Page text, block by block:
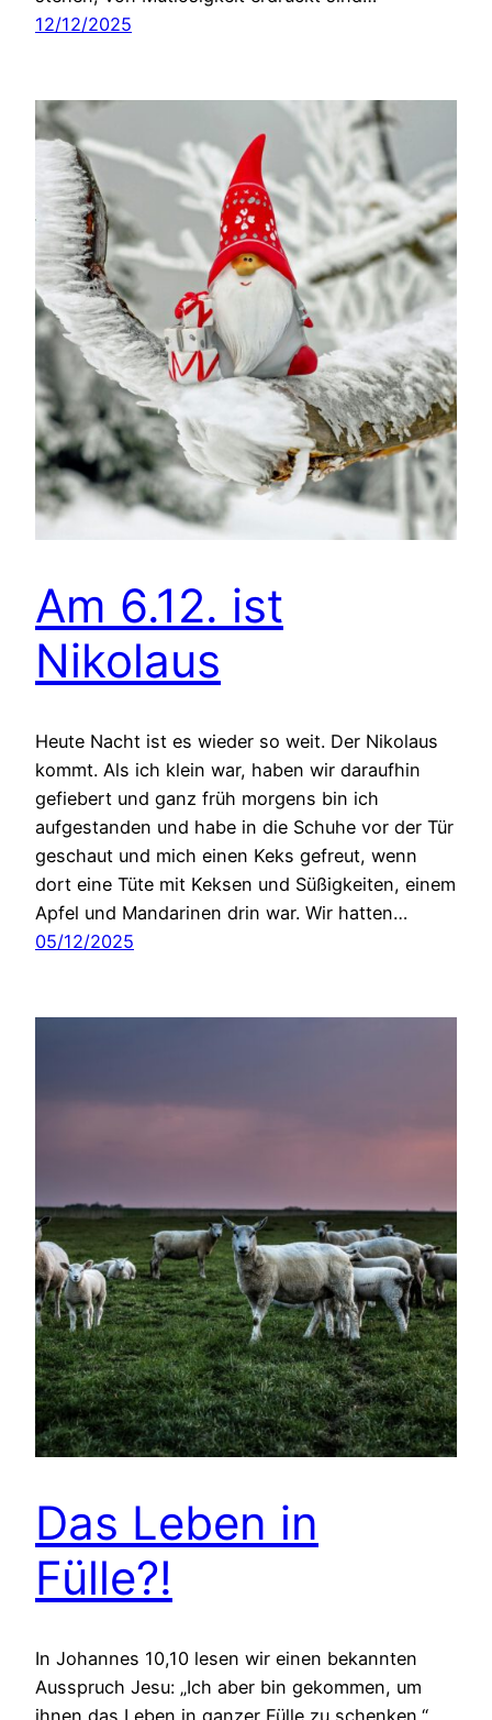
12/12/2025
Am 6.12. ist
Nikolaus
Heute Nacht ist es wieder so weit. Der Nikolaus
kommt. Als ich klein war, haben wir daraufhin
gefiebert und ganz früh morgens bin ich
aufgestanden und habe in die Schuhe vor der Tür
geschaut und mich einen Keks gefreut, wenn
dort eine Tüte mit Keksen und Süßigkeiten, einem
Apfel und Mandarinen drin war. Wir hatten…
05/12/2025
Das Leben in
Fülle?!
In Johannes 10,10 lesen wir einen bekannten
Ausspruch Jesu: „Ich aber bin gekommen, um